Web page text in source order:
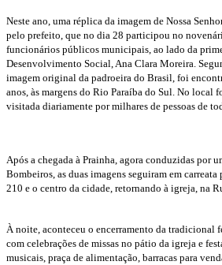
Neste ano, uma réplica da imagem de Nossa
pelo prefeito, que no dia 28 participou no
funcionários públicos municipais, ao lado da
Desenvolvimento Social, Ana Clara Moreira.
imagem original da padroeira do Brasil, foi
anos, às margens do Rio Paraíba do Sul. No local
visitada diariamente por milhares de pessoas de
Após a chegada à Prainha, agora conduzidas por
Bombeiros, as duas imagens seguiram em
210 e o centro da cidade, retornando à igreja, na
À noite, aconteceu o encerramento da tradicional
com celebrações de missas no pátio da igreja e
musicais, praça de alimentação, barracas para